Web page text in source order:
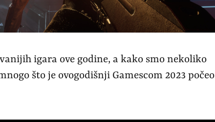
igara ove godine, a kako smo nekoliko
što je ovogodišnji Gamescom 2023 počeo